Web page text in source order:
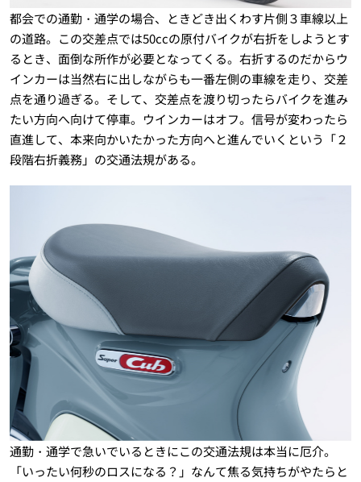
都会での通勤・通学の場合、ときどき出くわす片側３車線以上
の道路。この交差点では50ccの原付バイクが右折をしようとす
るとき、面倒な所作が必要となってくる。右折するのだからウ
インカーは当然右に出しながらも一番左側の車線を走り、交差
点を通り過ぎる。そして、交差点を渡り切ったらバイクを進み
たい方向へ向けて停車。ウインカーはオフ。信号が変わったら
直進して、本来向かいたかった方向へと進んでいくという「２
段階右折義務」の交通法規がある。
通勤・通学で急いでいるときにこの交通法規は本当に厄介。
「いったい何秒のロスになる？」なんて焦る気持ちがやたらと